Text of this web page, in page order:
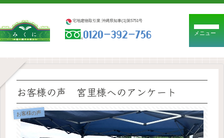
宅地建物取引業 沖縄県知事(1)第5751号
メニュー
お客様の声 宮里様へのアンケート
お客様の声